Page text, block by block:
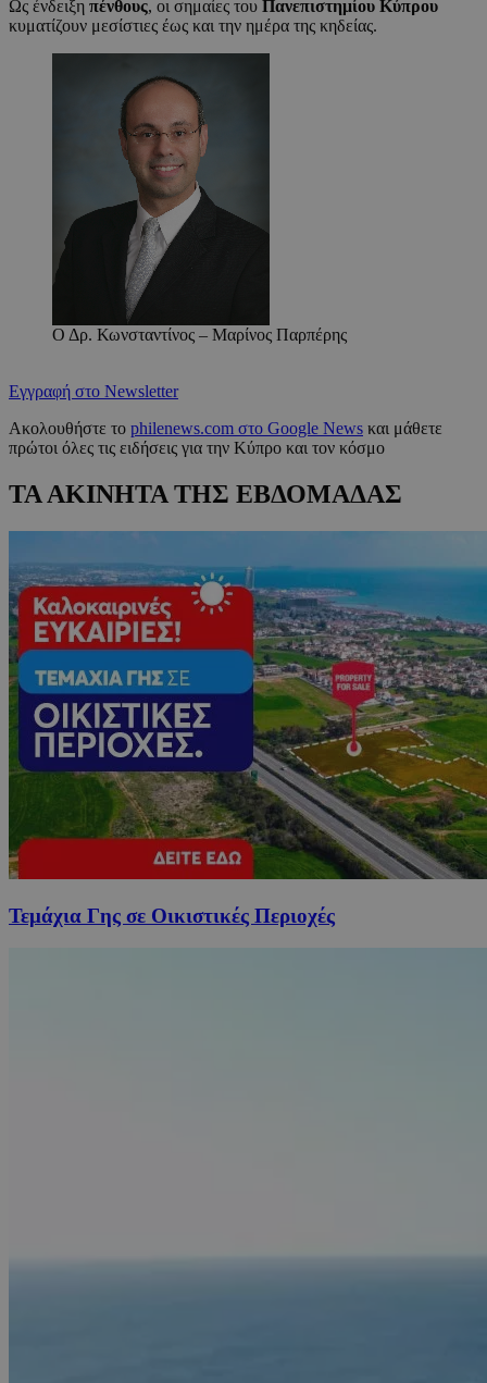
Ως ένδειξη πένθους, οι σημαίες του Πανεπιστημίου Κύπρου
κυματίζουν μεσίστιες έως και την ημέρα της κηδείας.
Ο Δρ. Κωνσταντίνος – Μαρίνος Παρπέρης
Εγγραφή στο Newsletter
Ακολουθήστε το philenews.com στο Google News και μάθετε
πρώτοι όλες τις ειδήσεις για την Κύπρο και τον κόσμο
ΤΑ ΑΚΙΝΗΤΑ ΤΗΣ ΕΒΔΟΜΑΔΑΣ
Τεμάχια Γης σε Οικιστικές Περιοχές